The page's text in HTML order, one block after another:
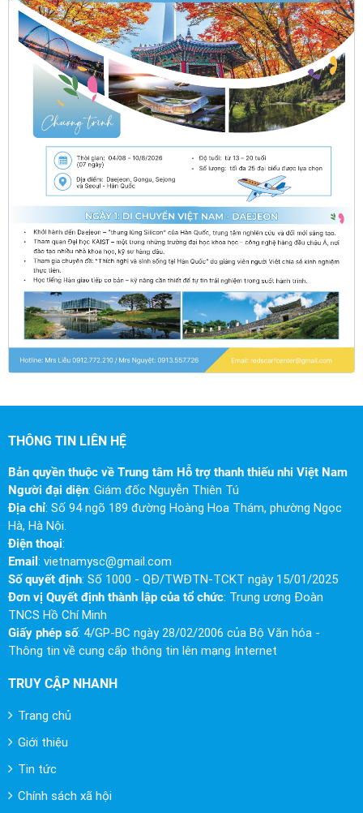
THÔNG TIN LIÊN HỆ
Bản quyền thuộc về Trung tâm Hỗ trợ thanh thiếu nhi Việt Nam
Người đại diện: Giám đốc Nguyễn Thiên Tú
Địa chỉ: Số 94 ngõ 189 đường Hoàng Hoa Thám, phường Ngọc
Hà, Hà Nội.
Điện thoại:
Email : vietnamysc@gmail.com
Số quyết định: Số 1000 - QĐ/TWĐTN-TCKT ngày 15/01/2025
Đơn vị Quyết định thành lập của tổ chức: Trung ương Đoàn
TNCS Hồ Chí Minh
Giấy phép số: 4/GP-BC ngày 28/02/2006 của Bộ Văn hóa -
Thông tin về cung cấp thông tin lên mạng Internet
TRUY CẬP NHANH
Trang chủ
Giới thiệu
Tin tức
Chính sách xã hội